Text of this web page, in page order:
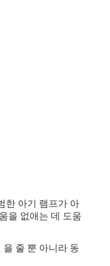
한 아기 램프가 아
을 없애는 데 도움
줄 뿐 아니라 동